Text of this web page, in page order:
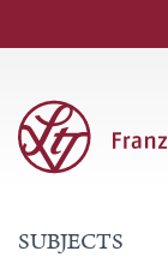
SUBJECTS